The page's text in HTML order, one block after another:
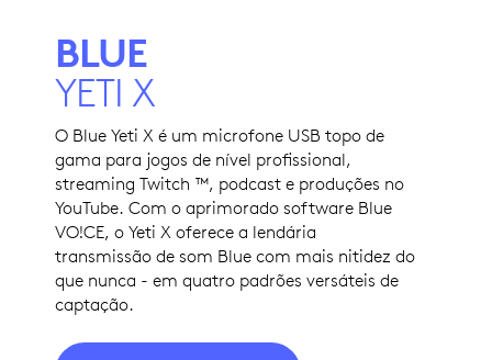
BLUE
YETI X
O Blue Yeti X é um microfone USB topo de
gama para jogos de nível profissional,
streaming Twitch ™, podcast e produções no
YouTube. Com o aprimorado software Blue
VO!CE, o Yeti X oferece a lendária
transmissão de som Blue com mais nitidez do
que nunca - em quatro padrões versáteis de
captação.